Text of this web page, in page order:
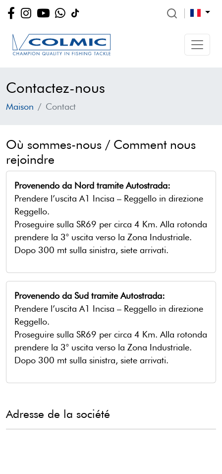
Contactez-nous
Maison Contact
Où sommes-nous / Comment nous
rejoindre
Provenendo da Nord tramite Autostrada:
Prendere l’uscita A1 Incisa – Reggello in direzione
Reggello.
Proseguire sulla SR69 per circa 4 Km. Alla rotonda
prendere la 3° uscita verso la Zona Industriale.
Dopo 300 mt sulla sinistra, siete arrivati.
Provenendo da Sud tramite Autostrada:
Prendere l’uscita A1 Incisa – Reggello in direzione
Reggello.
Proseguire sulla SR69 per circa 4 Km. Alla rotonda
prendere la 3° uscita verso la Zona Industriale.
Dopo 300 mt sulla sinistra, siete arrivati.
Adresse de la société